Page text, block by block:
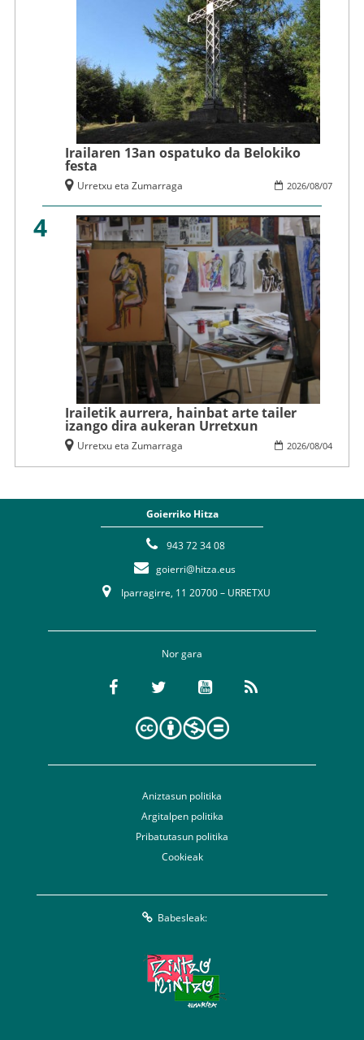
Irailaren 13an ospatuko da Belokiko
festa
2026/08/07
Urretxu eta Zumarraga
4
Irailetik aurrera, hainbat arte tailer
izango dira aukeran Urretxun
2026/08/04
Urretxu eta Zumarraga
Goierriko Hitza
943 72 34 08
goierri@hitza.eus
Iparragirre, 11 20700 – URRETXU
Nor gara
Aniztasun politika
Argitalpen politika
Pribatutasun politika
Cookieak
Babesleak: